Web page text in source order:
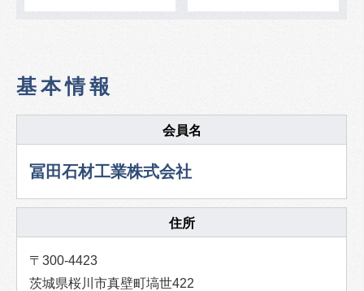
基本情報
会員名
冨田石材工業株式会社
住所
〒300-4423
茨城県桜川市真壁町塙世422